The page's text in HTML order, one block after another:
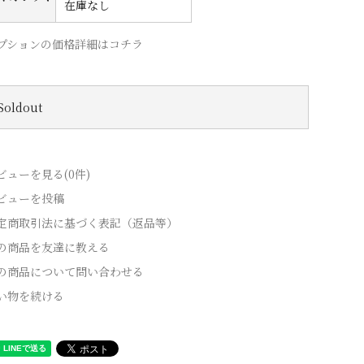
在庫なし
ションの価格詳細はコチラ
ューを見る(0件)
ューを投稿
商取引法に基づく表記（返品等）
商品を友達に教える
商品について問い合わせる
物を続ける